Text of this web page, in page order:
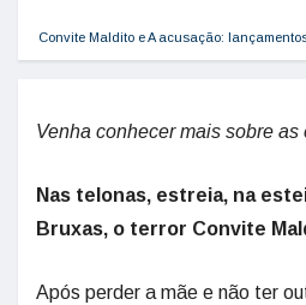
Convite Maldito e A acusação:
Venha conhecer mais sobre as
Nas telonas, estreia, na
Bruxas, o terror Convite
Após perder a mãe e não ter